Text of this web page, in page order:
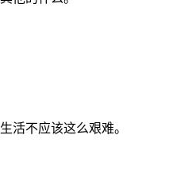
活不应该这么艰难。